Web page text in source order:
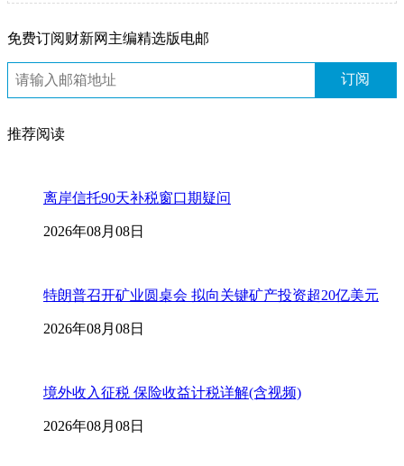
免费订阅财新网主编精选版电邮
订阅
推荐阅读
离岸信托90天补税窗口期疑问
2026年08月08日
特朗普召开矿业圆桌会 拟向关键矿产投资超20亿美元
2026年08月08日
境外收入征税 保险收益计税详解(含视频)
2026年08月08日